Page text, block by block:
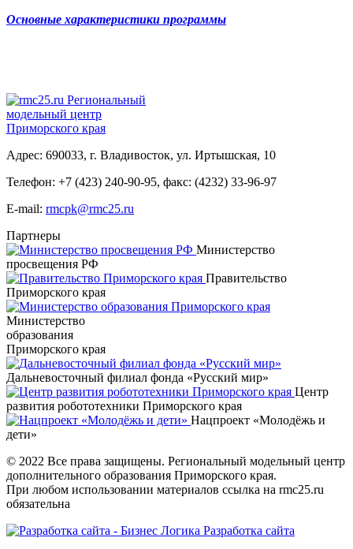
Основные характеристики программы
Региональный
модельный центр
Приморского края
Адрес: 690033, г. Владивосток, ул. Иртышская, 10
Телефон: +7 (423) 240-90-95, факс: (4232) 33-96-97
E-mail: rmcpk@rmc25.ru
Партнеры
Министерство
просвещения РФ
Правительство
Приморского края
Министерство
образования
Приморского края
Дальневосточный филиал фонда «Русский мир»
Центр
развития робототехники Приморского края
Нацпроект «Молодёжь и
дети»
© 2022 Все права защищены. Региональный модельный центр
дополнительного образования Приморского края.
При любом использовании материалов ссылка на rmc25.ru
обязательна
Разработка сайта